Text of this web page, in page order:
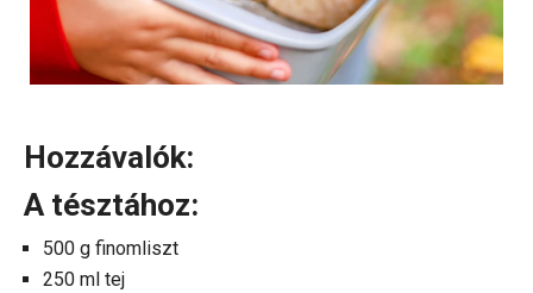
Hozzávalók:
A tésztához:
500 g finomliszt
250 ml tej